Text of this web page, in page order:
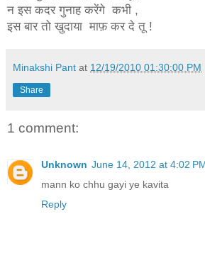
न इस कदर गुनाह करेंगे कभी ,
इस बार तो खुदाया माफ़ कर दे तू !
Minakshi Pant at 12/19/2010 01:30:00 PM
Share
1 comment:
Unknown June 14, 2012 at 4:02
mann ko chhu gayi ye kavita
Reply